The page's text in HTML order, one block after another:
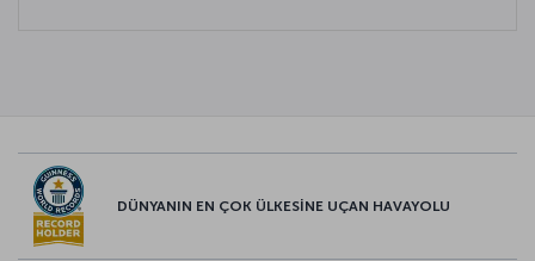
DÜNYANIN EN ÇOK ÜLKESİNE UÇAN HAVAYOLU